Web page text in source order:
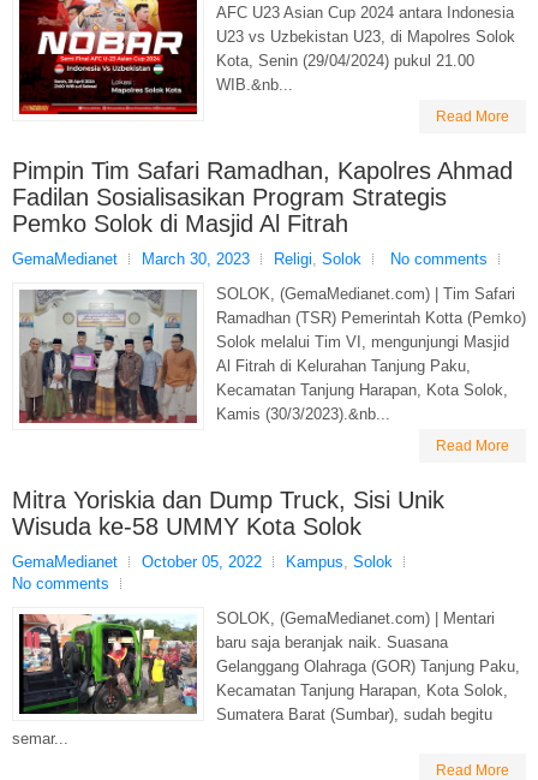
AFC U23 Asian Cup 2024 antara Indonesia
U23 vs Uzbekistan U23, di Mapolres Solok
Kota, Senin (29/04/2024) pukul 21.00
WIB.&nb...
Read More
Pimpin Tim Safari Ramadhan, Kapolres Ahmad
Fadilan Sosialisasikan Program Strategis
Pemko Solok di Masjid Al Fitrah
GemaMedianet March 30, 2023 Religi, Solok
No comments
SOLOK, (GemaMedianet.com) | Tim Safari
Ramadhan (TSR) Pemerintah Kotta (Pemko)
Solok melalui Tim VI, mengunjungi Masjid
Al Fitrah di Kelurahan Tanjung Paku,
Kecamatan Tanjung Harapan, Kota Solok,
Kamis (30/3/2023).&nb...
Read More
Mitra Yoriskia dan Dump Truck, Sisi Unik
Wisuda ke-58 UMMY Kota Solok
GemaMedianet October 05, 2022 Kampus, Solok
No comments
SOLOK, (GemaMedianet.com) | Mentari
baru saja beranjak naik. Suasana
Gelanggang Olahraga (GOR) Tanjung Paku,
Kecamatan Tanjung Harapan, Kota Solok,
Sumatera Barat (Sumbar), sudah begitu
semar...
Read More